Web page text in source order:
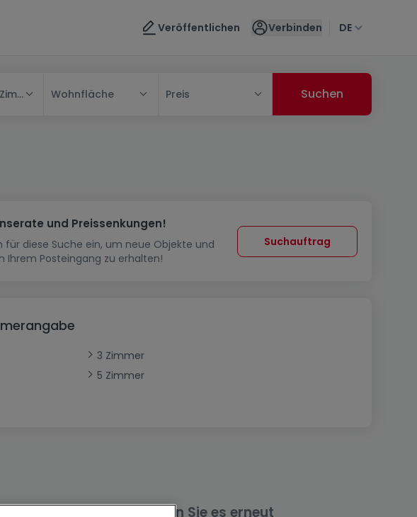
Veröffentlichen Verbinden DE
2 Zimmer Wohnfläche Preis
und Preissenkungen!
für diese Suche ein, um neue Objekte und
Ihrem Posteingang zu erhalten!
Suchauftrag
3 Zimmer
5 Zimmer
Ihre Suche und versuchen Sie es erneut